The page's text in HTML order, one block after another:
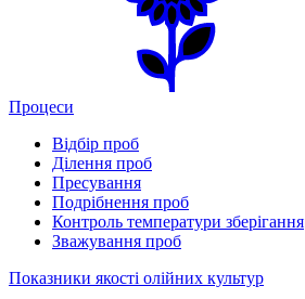
Процеси
Відбір проб
Ділення проб
Пресування
Подрібнення проб
Контроль температури зберігання
Зважування проб
Показники якості олійних культур